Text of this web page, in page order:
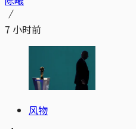
7 小时前
风物